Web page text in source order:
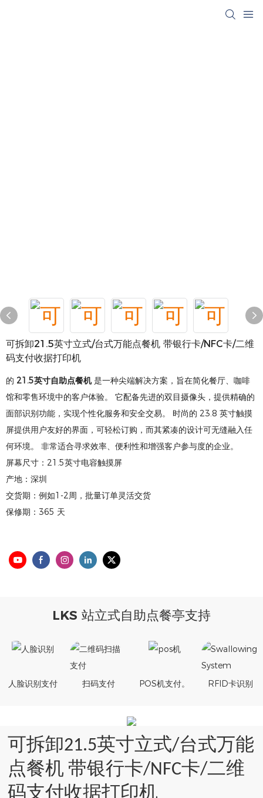
可拆卸21.5英寸立式/台式万能点餐机 带银行卡/NFC卡/二维
码支付收据打印机
的 21.5英寸自助点餐机是一种尖端解决方案，旨在简化餐厅、咖啡
馆和零售环境中的客户体验。 它配备先进的双目摄像头，提供精确的
面部识别功能，实现个性化服务和安全交易。 时尚的 23.8 英寸触摸
屏提供用户友好的界面，可轻松订购，而其紧凑的设计可无缝融入任
何环境。 非常适合寻求效率、便利性和增强客户参与度的企业。
屏幕尺寸：21.5英寸电容触摸屏
产地：深圳
交货期：例如1-2周，批量订单灵活交货
保修期：365 天
LKS 站立式自助点餐亭支持
人脸识别支付 扫码支付 POS机支付。 RFID卡识别
可拆卸21.5英寸立式/台式万能
点餐机 带银行卡/NFC卡/二维
码支付收据打印机